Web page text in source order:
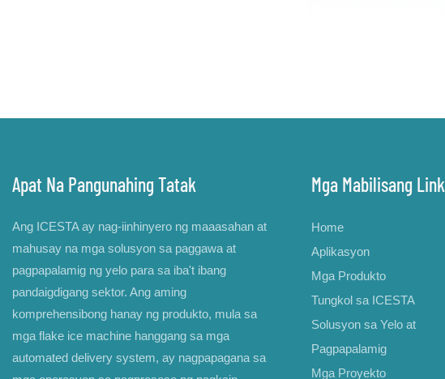
Apat Na Pangunahing Tatak
Ang ICESTA ay nag-iinhinyero ng maaasahan at
mahusay na mga solusyon sa paggawa at
pagpapalamig ng yelo para sa iba't ibang
pandaigdigang sektor. Ang aming
komprehensibong hanay ng produkto, mula sa
mga flake ice machine hanggang sa mga
automated delivery system, ay nagpapagana sa
Mga Mabilisang Link
Home
Aplikasyon
Mga Produkto
Tungkol sa ICESTA
Solusyon sa Yelo at
Pagpapalamig
Mga Proyekto